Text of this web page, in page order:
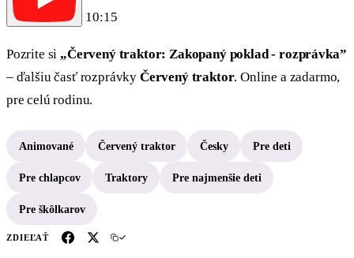
10:15
Pozrite si „Červený traktor: Zakopaný poklad - rozprávka”
– ďalšiu časť rozprávky Červený traktor. Online a zadarmo,
pre celú rodinu.
Animované Červený traktor Česky Pre deti
Pre chlapcov Traktory Pre najmenšie deti
Pre škôlkarov
ZDIEĽAŤ